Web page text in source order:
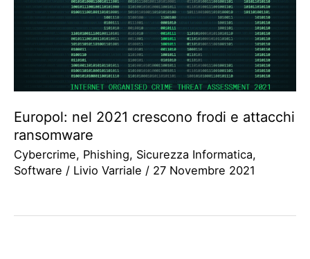
Europol: nel 2021 crescono frodi e attacchi
ransomware
Cybercrime, Phishing, Sicurezza Informatica,
Software / Livio Varriale / 27 Novembre 2021